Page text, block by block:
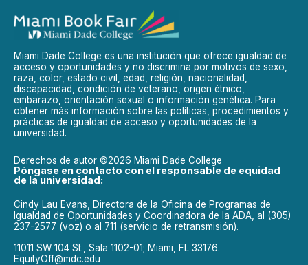
Miami Dade College es una institución que ofrece igualdad de
acceso y oportunidades y no discrimina por motivos de sexo,
raza, color, estado civil, edad, religión, nacionalidad,
discapacidad, condición de veterano, origen étnico,
embarazo, orientación sexual o información genética. Para
obtener más información sobre las políticas, procedimientos y
prácticas de igualdad de acceso y oportunidades de la
universidad.
Derechos de autor ©2026 Miami Dade College
Póngase en contacto con el responsable de equidad
de la universidad:
Cindy Lau Evans, Directora de la Oficina de Programas de
Igualdad de Oportunidades y Coordinadora de la ADA, al (305)
237-2577 (voz) o al 711 (servicio de retransmisión).
11011 SW 104 St., Sala 1102-01; Miami, FL 33176.
EquityOff@mdc.edu